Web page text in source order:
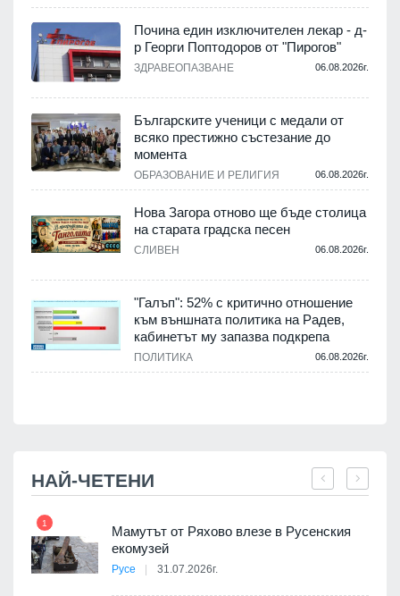
Почина един изключителен лекар - д-
р Георги Поптодоров от "Пирогов"
ЗДРАВЕОПАЗВАНЕ 06.08.2026г.
Българските ученици с медали от
всяко престижно състезание до
момента
ОБРАЗОВАНИЕ И РЕЛИГИЯ 06.08.2026г.
Нова Загора отново ще бъде столица
на старата градска песен
СЛИВЕН 06.08.2026г.
"Галъп": 52% с критично отношение
към външната политика на Радев,
кабинетът му запазва подкрепа
ПОЛИТИКА 06.08.2026г.
НАЙ-ЧЕТЕНИ
1
Мамутът от Ряхово влезе в Русенския
екомузей
Русе 31.07.2026г.